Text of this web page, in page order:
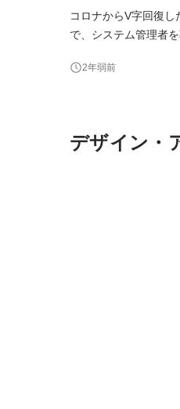
コロナからV字回復
で、システム管理者を募集しています。 ベンダーコントロー
しています。 基幹システム以外にも、WEB受注システムの管理や、セールスフォースでの営業支援、LINEを活
2年弱前
デザイン・